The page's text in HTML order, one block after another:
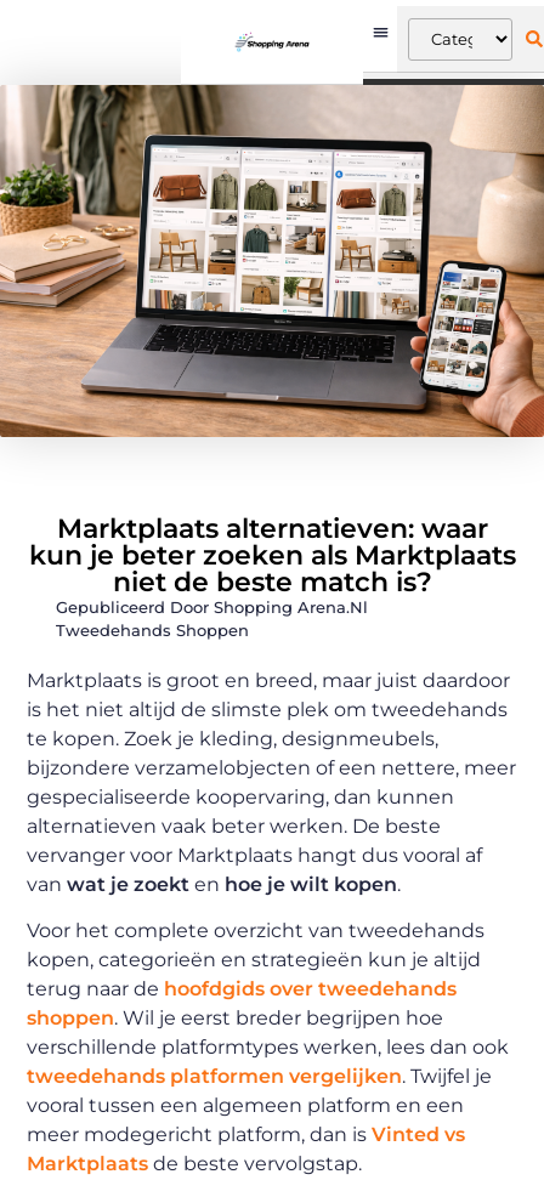
Marktplaats alternatieven: waar
kun je beter zoeken als Marktplaats
niet de beste match is?
Gepubliceerd Door Shopping Arena.nl
Tweedehands Shoppen
Marktplaats is groot en breed, maar juist daardoor
is het niet altijd de slimste plek om tweedehands
te kopen. Zoek je kleding, designmeubels,
bijzondere verzamelobjecten of een nettere, meer
gespecialiseerde koopervaring, dan kunnen
alternatieven vaak beter werken. De beste
vervanger voor Marktplaats hangt dus vooral af
vanwat je zoekt en hoe je wilt kopen.
Voor het complete overzicht van tweedehands
kopen, categorieën en strategieën kun je altijd
terug naar de hoofdgids over tweedehands
shoppen. Wil je eerst breder begrijpen hoe
verschillende platformtypes werken, lees dan ook
tweedehands platformen vergelijken. Twijfel je
vooral tussen een algemeen platform en een
meer modegericht platform, dan isVinted vs
Marktplaats de beste vervolgstap.